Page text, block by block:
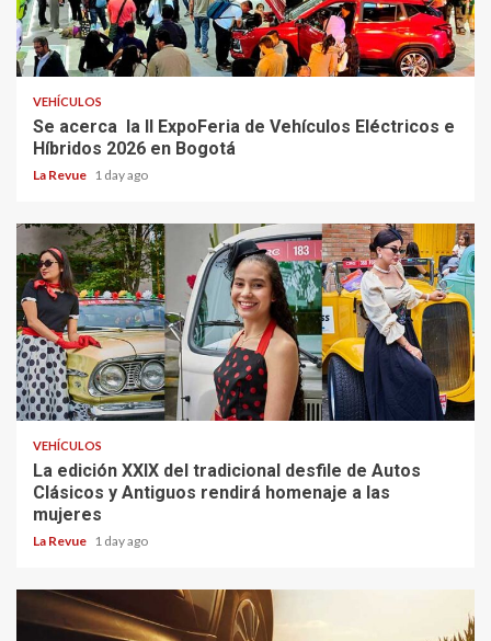
VEHÍCULOS
Se acerca la II ExpoFeria de Vehículos Eléctricos e
Híbridos 2026 en Bogotá
La Revue 1 day ago
VEHÍCULOS
La edición XXIX del tradicional desfile de Autos
Clásicos y Antiguos rendirá homenaje a las
mujeres
La Revue 1 day ago